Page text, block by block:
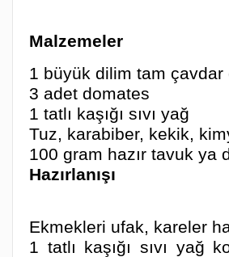
Malzemeler
1 büyük dilim tam çavdar
3 adet domates
1 tatlı kaşığı sıvı yağ
Tuz, karabiber, kekik,
100 gram hazır tavuk ya
Hazırlanışı
Ekmekleri ufak, kareler
1 tatlı kaşığı sıvı yağ